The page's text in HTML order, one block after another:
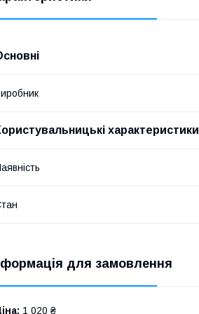
характеристики
для замовлення
1 020 ₴